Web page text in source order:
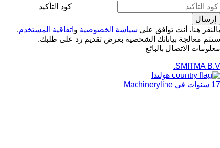
كود التأكيد
بالنقر هنا، أنت توافق على سياسة الخصوصية و اتفاقية المستخدم.
ستتم معالجة بياناتك الشخصية بغرض تقديم رد على طلبك.
معلومات الاتصال بالبائع
SMITMA B.V.
هولندا
17 سنوات في Machineryline